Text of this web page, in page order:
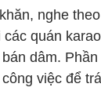
nghe
các quán
dâm.
việc để